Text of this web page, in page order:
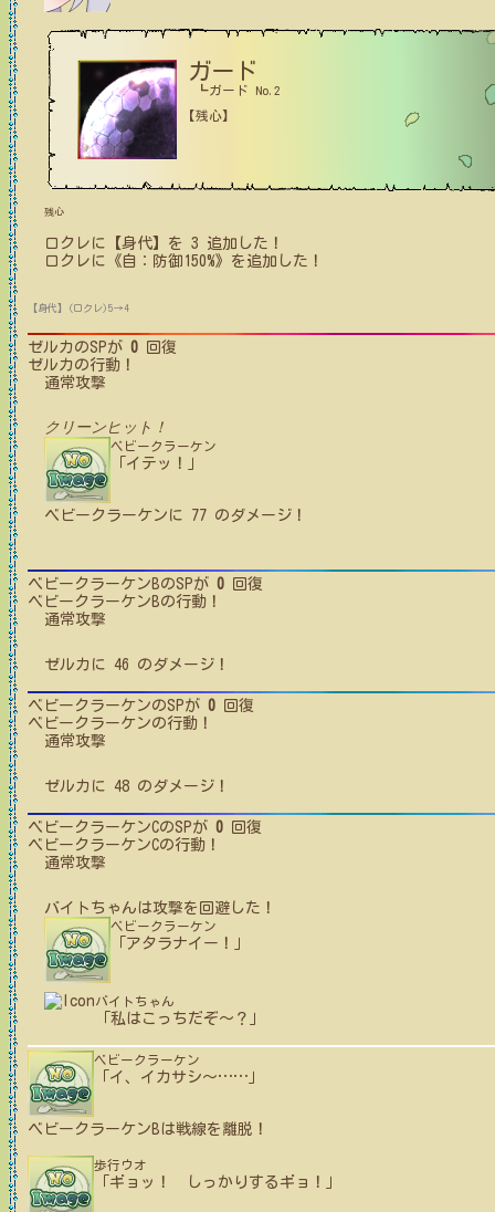
ガード
┗ガード No.2
【残心】
残心
ロクレ に【身代】を 3 追加した！
ロクレ に 《自：防御150%》 を追加した！
【身代】(ロクレ)5→4
ゼルカのSPが 0 回復
ゼルカの行動！
通常攻撃
クリーンヒット！
ベビークラーケン
「イテッ！」
ベビークラーケン に 77 のダメージ！
ベビークラーケンBのSPが 0 回復
ベビークラーケンBの行動！
通常攻撃
ゼルカ に 46 のダメージ！
ベビークラーケンのSPが 0 回復
ベビークラーケンの行動！
通常攻撃
ゼルカ に 48 のダメージ！
ベビークラーケンCのSPが 0 回復
ベビークラーケンCの行動！
通常攻撃
バイトちゃんは攻撃を回避した！
ベビークラーケン
「アタラナイー！」
バイトちゃん
「私はこっちだぞ～？」
ベビークラーケン
「イ、イカサシ〜……
ベビークラーケンBは戦線を離脱！
歩行ウオ
「ギョッ！ しっかりするギョ！」